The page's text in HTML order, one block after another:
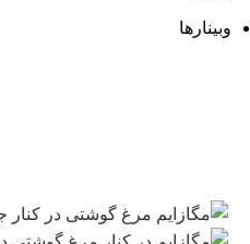
وبینارها